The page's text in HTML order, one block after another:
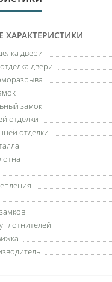
ХАРАКТЕРИСТИКИ
двери
двери
замок
отделки
отделки